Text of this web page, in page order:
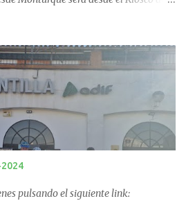
pulsando el siguiente link: